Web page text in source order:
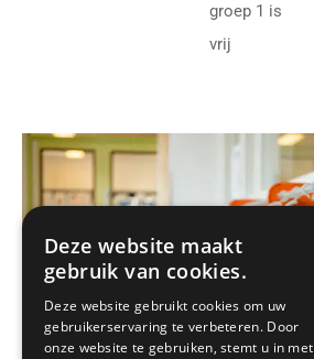
groep 1 is
vrij
Deze website maakt
gebruik van cookies.
Deze website gebruikt cookies om uw
gebruikerservaring te verbeteren. Door
onze website te gebruiken, stemt u in met